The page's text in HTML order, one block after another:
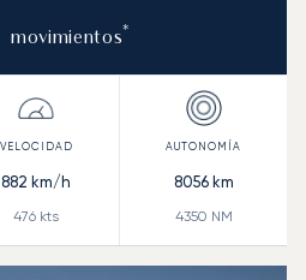
movimientos*
882 km/h
476 kts
8056km
4350 NM